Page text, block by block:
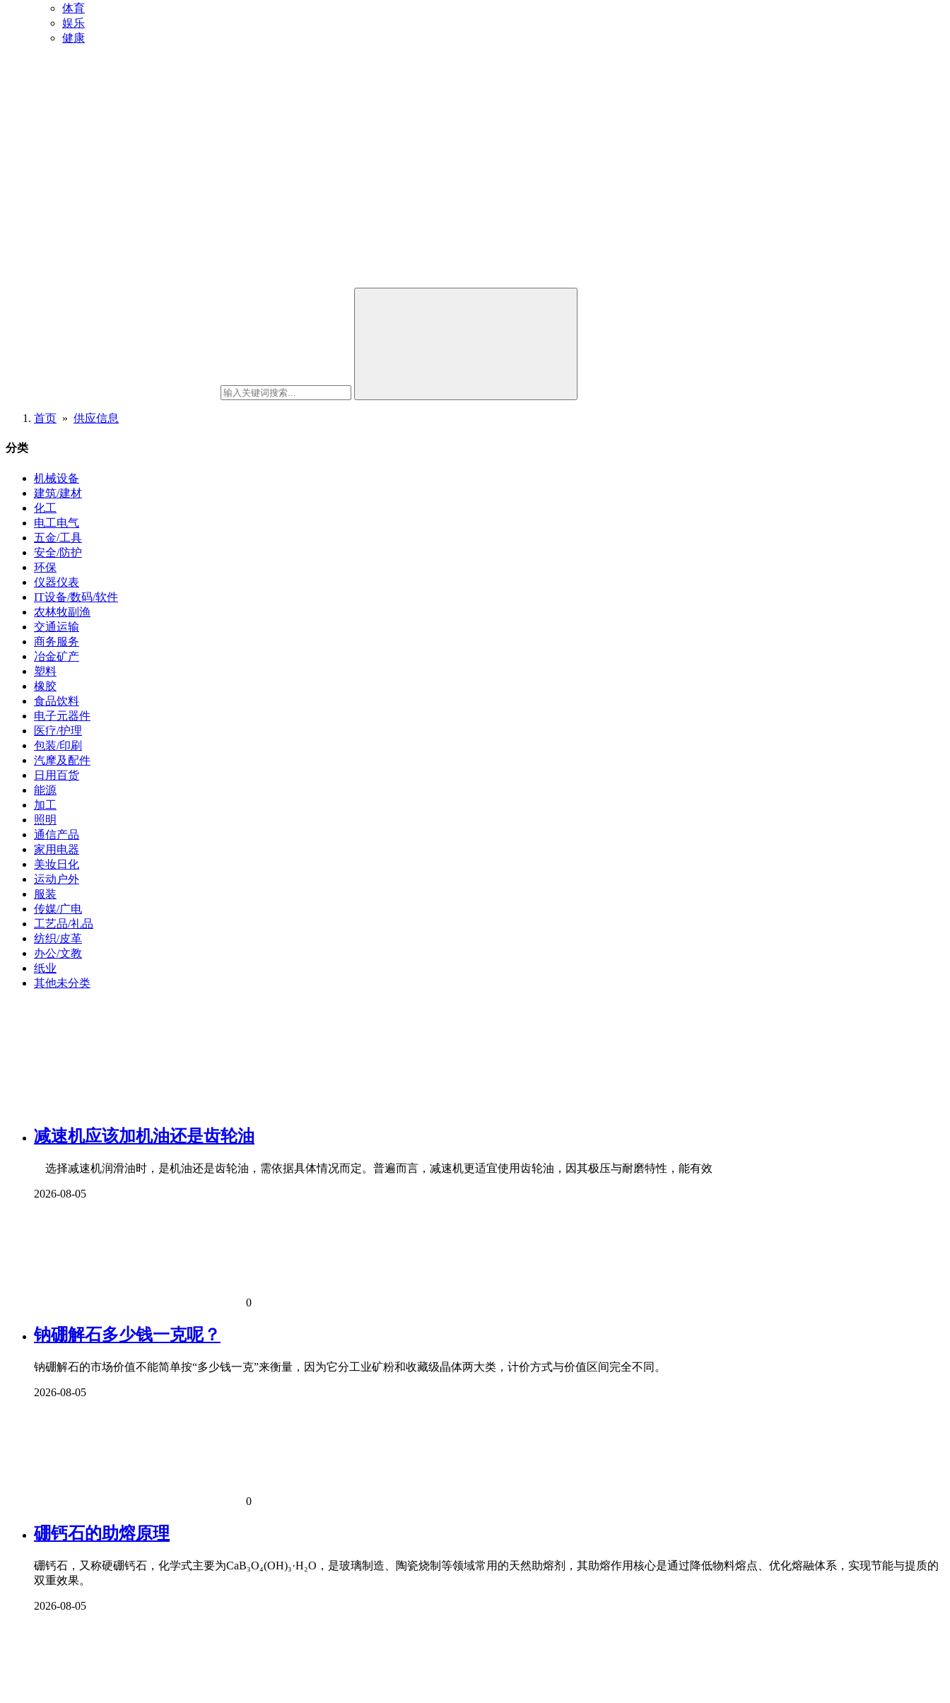
体育
娱乐
健康
首页 » 供应信息
分类
机械设备
建筑/建材
化工
电工电气
五金/工具
安全/防护
环保
仪器仪表
IT设备/数码/软件
农林牧副渔
交通运输
商务服务
冶金矿产
塑料
橡胶
食品饮料
电子元器件
医疗/护理
包装/印刷
汽摩及配件
日用百货
能源
加工
照明
通信产品
家用电器
美妆日化
运动户外
服装
传媒/广电
工艺品/礼品
纺织/皮革
办公/文教
纸业
其他未分类
减速机应该加机油还是齿轮油
选择减速机润滑油时，是机油还是齿轮油，需依据具体情况而定。普遍而言，减速机更适宜使用齿轮油，因其极压与耐磨特性，能有效
2026-08-05
0
钠硼解石多少钱一克呢？
钠硼解石的市场价值不能简单按“多少钱一克”来衡量，因为它分工业矿粉和收藏级晶体两大类，计价方式与价值区间完全不同。
2026-08-05
0
硼钙石的助熔原理
硼钙石，又称硬硼钙石，化学式主要为CaB₃O₄(OH)₃·H₂O，是玻璃制造、陶瓷烧制等领域常用的天然助熔剂，其助熔作用核心是通过降低物料熔点、优化熔融体系，实现节能与提质的
双重效果。
2026-08-05